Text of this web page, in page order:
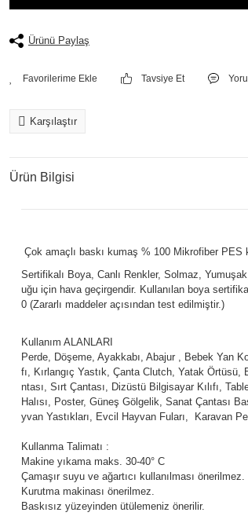
Ürünü Paylaş
Tavsiye Et
Karşılaştır
Ürün Bilgisi
Çok amaçlı baskı kumaş % 100 Mikrofiber PES
Sertifikalı Boya, Canlı Renkler, Solmaz,
uğu için hava geçirgendir. Kullanılan boya
0 (Zararlı maddeler açısından test edilmiştir.)
Kullanım ALANLARI
Perde, Döşeme, Ayakkabı, Abajur , Bebek Yan
fı, Kırlangıç Yastık, Çanta Clutch, Yatak
ntası, Sırt Çantası, Dizüstü Bilgisayar Kılıfı,
Halısı, Poster, Güneş Gölgelik, Sanat Çantası
yvan Yastıkları, Evcil Hayvan Fuları, Karavan
Kullanma Talimatı :
Makine yıkama maks. 30-40° C
Çamaşır suyu ve ağartıcı kullanılması önerilmez.
Kurutma makinası önerilmez.
Baskısız yüzeyinden ütülemeniz önerilir.